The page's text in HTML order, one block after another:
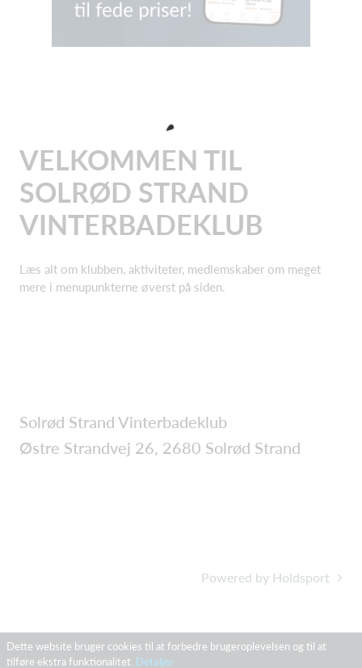
VELKOMMEN TIL
SOLRØD STRAND
VINTERBADEKLUB
Læs alt om klubben, aktiviteter, medlemskaber om meget
mere i menupunkterne øverst på siden.
Solrød Strand Vinterbadeklub
Østre Strandvej 26, 2680 Solrød Strand
Powered by Holdsport
Dette website bruger cookies til at forbedre brugeroplevelsen og til at
tilføre ekstra funktionalitet. Detaljer